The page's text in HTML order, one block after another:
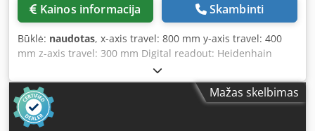
Kainos informacija Skambinti
Būklė: naudotas, x-axis travel: 800 mm y-axis travel: 400
mm z-axis travel: 300 mm Digital readout: Heidenhain
Table clamping surface: 1000 x 520 mm Speed range: 40 –
2000 rpm Spindle taper: SK 40 Total power requirement:
2.2 kW Machine weight: approx. 2.2 t Dcodpeqpl Uuefx Ac
Hsk Required space: approx. 1700 x 1600 x 1800 mm
Deckel FP 2 B – Slant bed, travelling column design
Mažas skelbimas